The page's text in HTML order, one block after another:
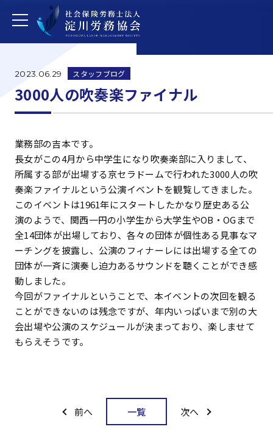
2023.06.29 スタッフブログ
3000人の吹奏楽ファイナル
業務部の吉本です。
長女がこの4月から中学生になり吹奏楽部に入りまして、
所属する部が出場する京セラドームで行われた3000人の吹
奏楽ファイナルという公演イベントを観覧してきました。
このイベントは1961年にスタートしたかなり歴史ある公
演のようで、関西一円の小学生から大学生やOB・OGまで
全14団体が出場しており、各々の団体が個性ある見事なマ
ーチングを披露し、公演のフィナーレには出場する全ての
団体が一斉に演奏し迫力あるサウンドを聴くことができ感
動しました。
今回がファイナルということで、本イベントの次回を観る
ことができないのは残念ですが、年内いっぱいまで別の大
会出場や公演のスケジュールが決まっており、楽しませて
もらえそうです。
前へ 一覧 次へ